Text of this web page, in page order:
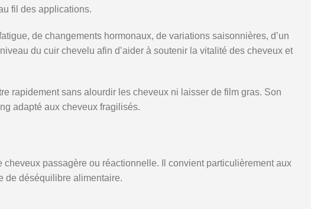
fil des applications.
de changements hormonaux, de variations saisonnières, d’un
du cuir chevelu afin d’aider à soutenir la vitalité des cheveux et
rapidement sans alourdir les cheveux ni laisser de film gras. Son
adapté aux cheveux fragilisés.
passagère ou réactionnelle. Il convient particulièrement aux
de déséquilibre alimentaire.